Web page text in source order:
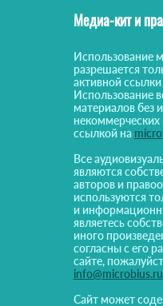
Медиа-кит и
Использование
разрешается
активной
Использование
материалов без
некоммерческих
ссылкой на
Все
являются
авторов и
используются
и
являетесь
иного
согласны с его
сайте,
info@microbius.ru
Сайт может